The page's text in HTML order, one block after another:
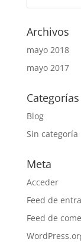
Archivos
mayo 2018
mayo 2017
Categorías
Blog
Sin categoría
Meta
Acceder
Feed de
Feed de